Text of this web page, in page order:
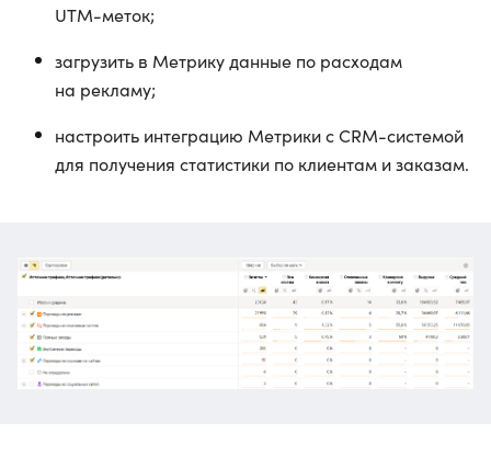
UTM-меток;
загрузить в Метрику данные по расходам
на рекламу;
настроить интеграцию Метрики с CRM-системой
для получения статистики по клиентам и заказам.